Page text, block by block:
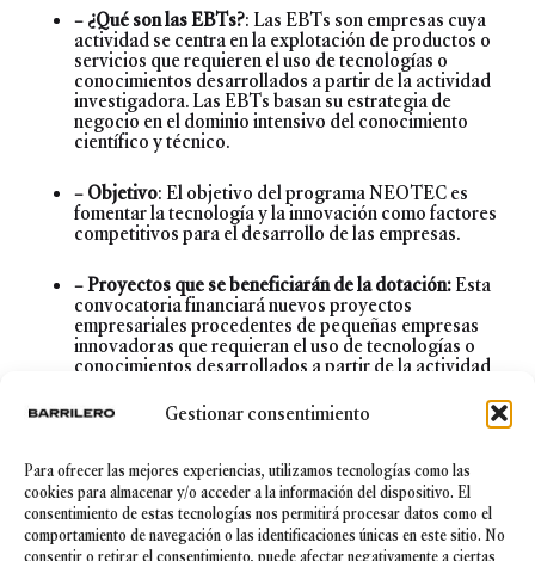
Gestionar consentimiento
Para ofrecer las mejores experiencias, utilizamos tecnologías como las
cookies para almacenar y/o acceder a la información del dispositivo. El
consentimiento de estas tecnologías nos permitirá procesar datos como el
comportamiento de navegación o las identificaciones únicas en este sitio. No
consentir o retirar el consentimiento, puede afectar negativamente a ciertas
– ¿Qué son las EBTs?: Las EBTs son empresas cuya
actividad se centra en la explotación de productos o
servicios que requieren el uso de tecnologías o
conocimientos desarrollados a partir de la actividad
investigadora. Las EBTs basan su estrategia de
negocio en el dominio intensivo del conocimiento
científico y técnico.
– Objetivo: El objetivo del programa NEOTEC es
fomentar la tecnología y la innovación como factores
competitivos para el desarrollo de las empresas.
– Proyectos que se beneficiarán de la dotación: Esta
convocatoria financiará nuevos proyectos
empresariales procedentes de pequeñas empresas
innovadoras que requieran el uso de tecnologías o
conocimientos desarrollados a partir de la actividad
base en el desarrollo de tecnología propia.
– ¿Quién financiará?:
Las subvenciones que se
concedan se financiarán con cargo a los fondos
propios del CDTI.
– Cuantías de la financiación : Estas ayudas podrán